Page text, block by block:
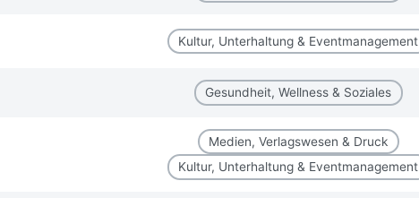
Kultur, Unterhaltung & Eventmanagement
Gesundheit, Wellness & Soziales
Medien, Verlagswesen & Druck
Kultur, Unterhaltung & Eventmanagement